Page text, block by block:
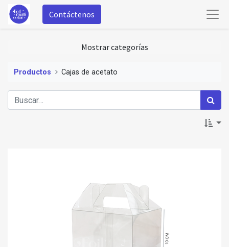
Contáctenos
Mostrar categorías
Productos Cajas de acetato